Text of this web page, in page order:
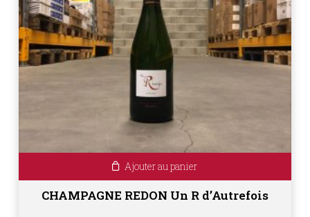
Ajouter au panier
CHAMPAGNE REDON Un R d’Autrefois